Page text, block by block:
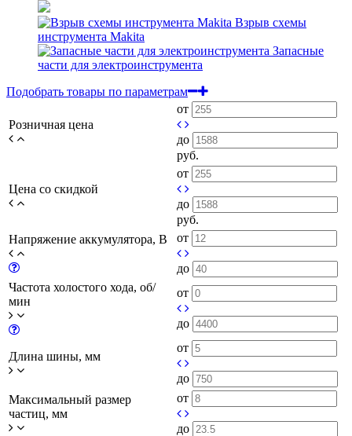
Взрыв схемы
инструмента Makita
Запасные
части для электроинструмента
Подобрать товары по параметрам
Розничная цена
от
до
руб.
Цена со скидкой
от
до
руб.
Напряжение аккумулятора, В
от
до
Частота холостого хода, об/
мин
от
до
Длина шины, мм
от
до
Максимальный размер
частиц, мм
от
до